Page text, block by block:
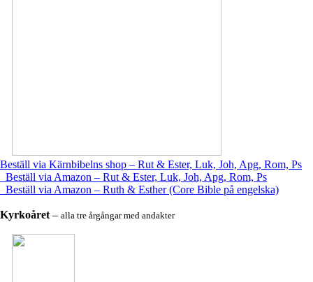
Beställ via Kärnbibelns shop – Rut & Ester, Luk, Joh, Apg, Rom, Ps
Beställ via Amazon – Rut & Ester, Luk, Joh, Apg, Rom, Ps
Beställ via Amazon – Ruth & Esther (Core Bible på engelska)
Kyrkoåret – alla tre årgångar med andakter